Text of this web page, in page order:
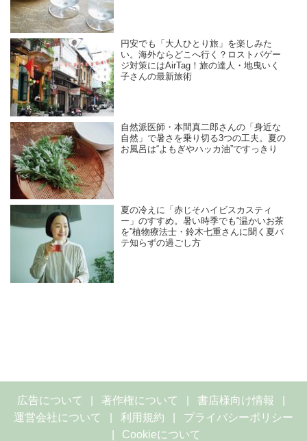
円安でも「大人ひとり旅」を楽しみた
い。海外ならどこへ行く？ロストバゲー
ジ対策にはAirTag！旅の達人・地曳いく
子さんの最新旅術
自然派医師・本間真二郎さんの「身近な
自然」で暑さを乗り切る3つの工夫。夏の
お風呂は“よもぎやハッカ油”ですっきり
夏の冷えに「赤じそハイビスカスティ
ー」のすすめ。暑い時季でも“温かいお茶
を”植物療法士・鈴木七重さんに聞く夏バ
テ知らずの過ごし方
広告について 著作権について
書店様向け情報
運営会社について
利用規約
プライバシーポリシー
Cookieについて